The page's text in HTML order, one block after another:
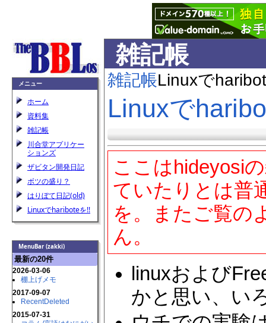
メニュー
ホーム
資料集
雑記帳
川合堂アプリケー
ションズ
ザビタン開発日記
ボツの盛り？
はりぼて日記(old)
Linuxでhariboteを!!
MenuBar (zakki)
最新の20件
2026-03-06
棚上げメモ
2017-09-07
RecentDeleted
2015-07-31
雑記帳
雑記帳Linuxで
Linuxで
ここはhideyosi
ていたりとは普
を。またご覧の
ん。
linuxおよび
かと思い、い